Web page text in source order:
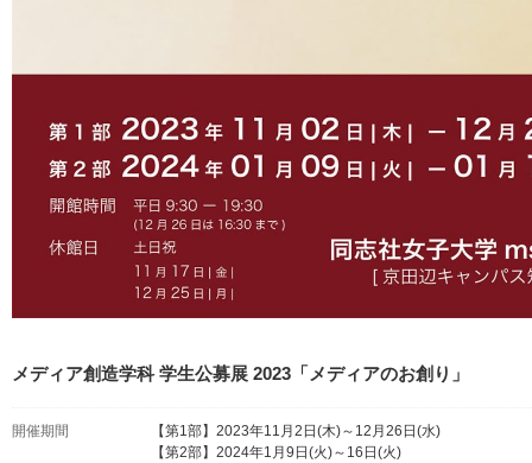
メディア創造学科 学生公募展 2023「メディアのお創り」
開催期間
【第1部】2023年11月2日(木)～12月26日(水)
【第2部】2024年1月9日(火)～16日(火)